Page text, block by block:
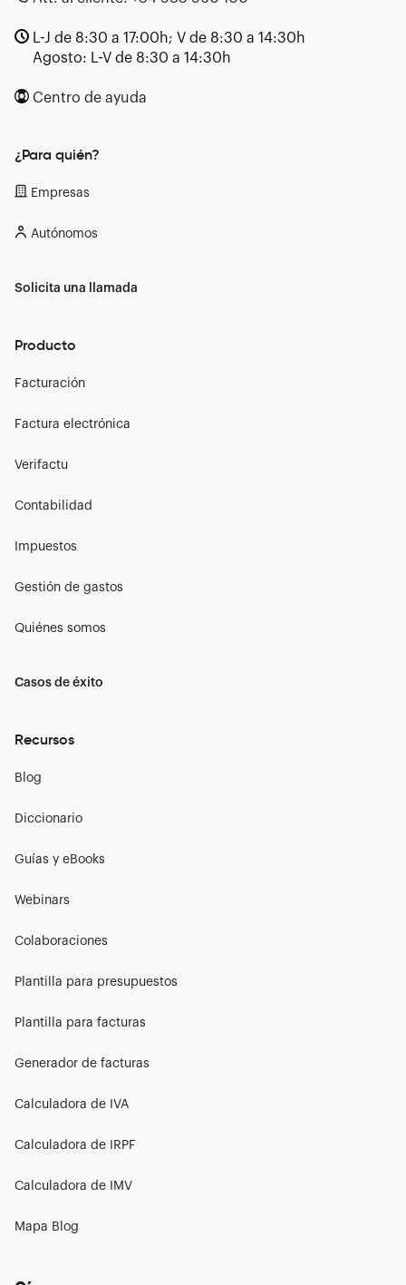
L-J de 8:30 a 17:00h; V de 8:30 a 14:30h
Agosto: L-V de 8:30 a 14:30h
Centro de ayuda
¿Para quién?
Empresas
Autónomos
Solicita una llamada
Producto
Facturación
Factura electrónica
Verifactu
Contabilidad
Impuestos
Gestión de gastos
Quiénes somos
Casos de éxito
Recursos
Blog
Diccionario
Guías y eBooks
Webinars
Colaboraciones
Plantilla para presupuestos
Plantilla para facturas
Generador de facturas
Calculadora de IVA
Calculadora de IRPF
Calculadora de IMV
Mapa Blog